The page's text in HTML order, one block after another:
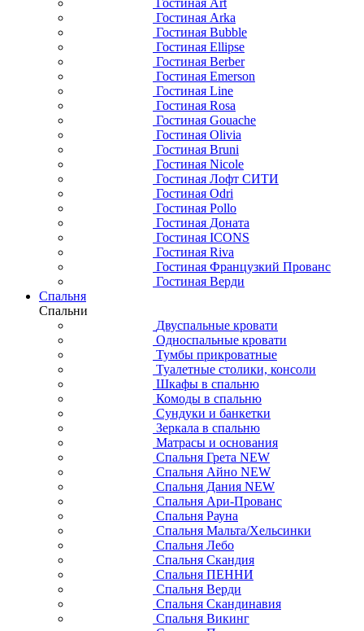
Гостиная Arka
Гостиная Bubble
Гостиная Ellipse
Гостиная Berber
Гостиная Emerson
Гостиная Line
Гостиная Rosa
Гостиная Gouache
Гостиная Olivia
Гостиная Bruni
Гостиная Nicole
Гостиная Лофт СИТИ
Гостиная Odri
Гостиная Pollo
Гостиная Доната
Гостиная ICONS
Гостиная Riva
Гостиная Французкий Прованс
Гостиная Верди
Спальня
Спальни
Двуспальные кровати
Односпальные кровати
Тумбы прикроватные
Туалетные столики, консоли
Шкафы в спальню
Комоды в спальню
Сундуки и банкетки
Зеркала в спальню
Матрасы и основания
Спальня Грета NEW
Спальня Айно NEW
Спальня Дания NEW
Спальня Ари-Прованс
Спальня Рауна
Спальня Мальта/Хельсинки
Спальня Лебо
Спальня Скандия
Спальня ПЕННИ
Спальня Верди
Спальня Скандинавия
Спальня Викинг